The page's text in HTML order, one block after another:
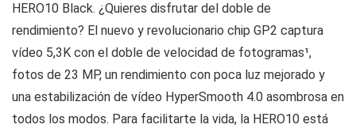
HERO10 Black. ¿Quieres disfrutar del doble de
rendimiento? El nuevo y revolucionario chip GP2 captura
vídeo 5,3K con el doble de velocidad de fotogramas¹,
fotos de 23 MP, un rendimiento con poca luz mejorado y
una estabilización de vídeo HyperSmooth 4.0 asombrosa en
todos los modos. Para facilitarte la vida, la HERO10 está